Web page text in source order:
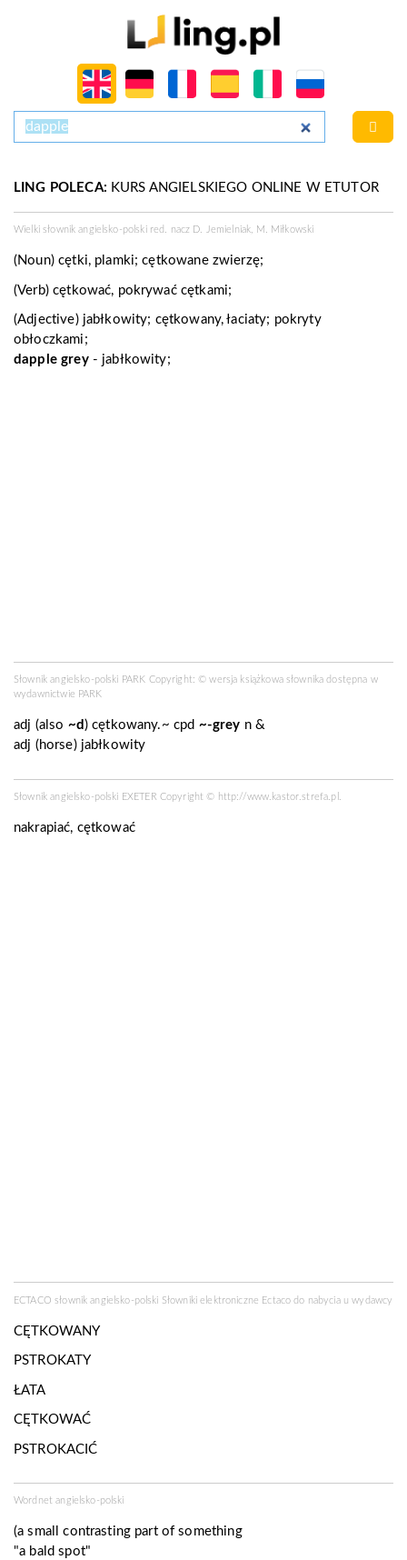
LING POLECA: KURS ANGIELSKIEGO ONLINE W ETUTOR
Wielki słownik angielsko-polski red. nacz D. Jemielniak, M. Miłkowski
(Noun)cętki, plamki; cętkowane zwierzę;
(Verb)cętkować, pokrywać cętkami;
(Adjective)jabłkowity; cętkowany, łaciaty; pokryty
obłoczkami;
dapple grey- jabłkowity;
Słownik angielsko-polski PARK Copyright: © wersja książkowa słownika dostępna w
wydawnictwie PARK
adj (also ~d ) cętkowany.~ cpd ~-grey n &
adj ( horse) jabłkowity
Słownik angielsko-polski EXETER Copyright © http://www.kastor.strefa.pl
nakrapiać, cętkować
ECTACO słownik angielsko-polski Słowniki elektroniczne Ectaco do nabycia uwydawcy
CĘTKOWANY
PSTROKATY
ŁATA
CĘTKOWAĆ
PSTROKACIĆ
Wordnet angielsko-polski
(a small contrasting part of something
"a bald spot"